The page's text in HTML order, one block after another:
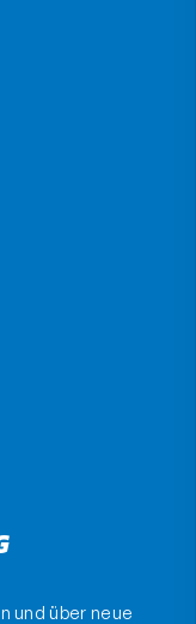
und über neue